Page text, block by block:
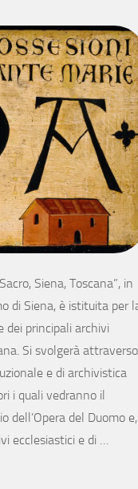
Siena, Toscana”, in
di Siena, è istituita per
dei principali archivi
Si svolgerà attraverso
e di archivistica
i quali vedranno il
dell’Opera del Duomo e,
ecclesiastici e di …